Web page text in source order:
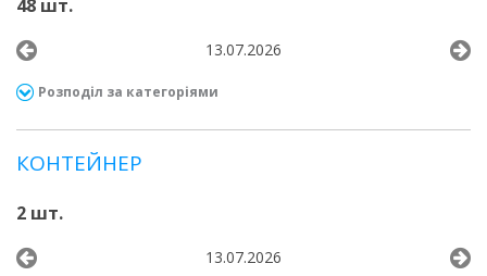
48 шт.
13.07.2026
Розподіл за категоріями
КОНТЕЙНЕР
2 шт.
13.07.2026